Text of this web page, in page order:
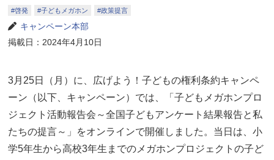
キャンペーン本部
掲載日：2024年4月10日
啓発 子どもメガホン 政策提言
3月25日（月）に、広げよう！子どもの権利条約キャンペ
ーン（以下、キャンペーン）では、「子どもメガホンプロ
ジェクト活動報告会～全国子どもアンケート結果報告と私
たちの提言～」をオンラインで開催しました。当日は、小
学5年生から高校3年生までのメガホンプロジェクトの子ど